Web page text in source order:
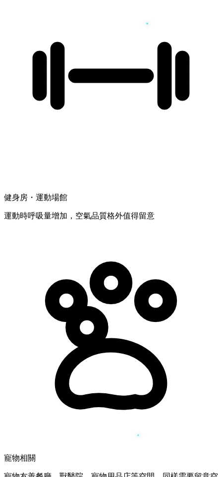
健身房・運動場館
運動時呼吸量增加，空氣品質格外值得留意
寵物相關